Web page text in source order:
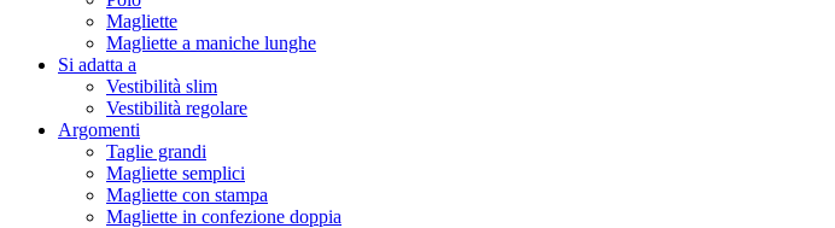
Magliette
Magliette a maniche lunghe
Si adatta a
Vestibilità slim
Vestibilità regolare
Argomenti
Taglie grandi
Magliette semplici
Magliette con stampa
Magliette in confezione doppia